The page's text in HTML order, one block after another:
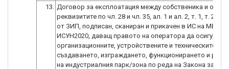
13. Договор за експлоатация между собственика и
реквизитите по чл. 28 и чл. 35, ал. 1 и ал. 2, т. 1, т. 2, т. 3
от ЗИП, подписан, сканиран и прикачен в ИС на МВУ -
ИСУН2020, даващ правото на оператора да осигурява
организационните, устройствените и техническите
създаването, изграждането, функционирането и
на индустриалния парк/зона по реда на Закона за